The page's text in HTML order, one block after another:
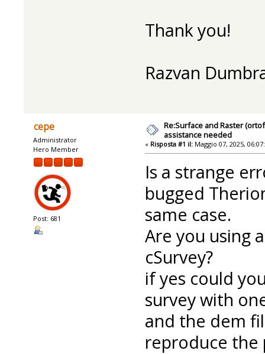
Thank you!
Razvan
cepe
Administrator
Hero Member
Post: 681
Re:Surface and Raster
assistance needed
« Risposta #1 il:Maggio 07, 2025,
Is a strange
bugged
same case.
Are you using
cSurvey?
if yes could
survey with
and the dem
reproduce the